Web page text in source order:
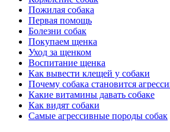
Пожилая собака
Первая помощь
Болезни собак
Покупаем щенка
Уход за щенком
Воспитание щенка
Как вывести клещей у собаки
Почему собака становится
Какие витамины давать собаке
Как видят собаки
Самые агрессивные породы собак